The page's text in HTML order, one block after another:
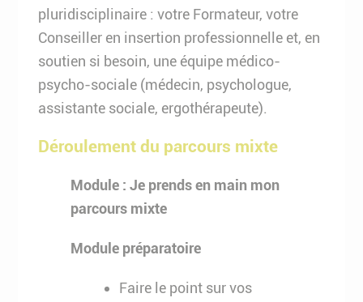
pluridisciplinaire : votre Formateur, votre
Conseiller en insertion professionnelle et, en
soutien si besoin, une équipe médico-
psycho-sociale (médecin, psychologue,
assistante sociale, ergothérapeute).
Déroulement du parcours mixte
Module : Je prends en main mon
parcours mixte
Module préparatoire
Faire le point sur vos